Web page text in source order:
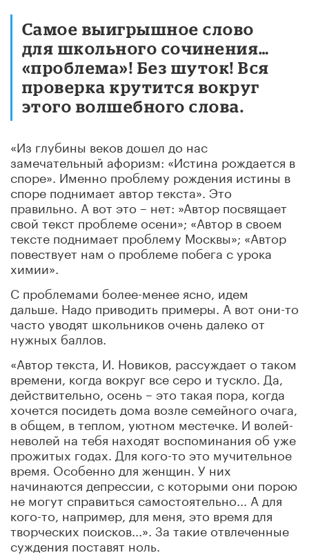
Самое выигрышное слово
для школьного сочинения…
«проблема»! Без шуток! Вся
проверка крутится вокруг
этого волшебного слова.
«Из глубины веков дошел до нас
замечательный афоризм: «Истина рождается в
споре». Именно проблему рождения истины в
споре поднимает автор текста». Это
правильно. А вот это – нет: »Автор посвящает
свой текст проблеме осени»; «Автор в своем
тексте поднимает проблему Москвы»; «Автор
повествует нам о проблеме побега с урока
химии».
С проблемами более-менее ясно, идем
дальше. Надо приводить примеры. А вот они-то
часто уводят школьников очень далеко от
нужных баллов.
«Автор текста, И. Новиков, рассуждает о таком
времени, когда вокруг все серо и тускло. Да,
действительно, осень – это такая пора, когда
хочется посидеть дома возле семейного очага,
в общем, в теплом, уютном местечке. И волей-
неволей на тебя находят воспоминания об уже
прожитых годах. Для кого-то это мучительное
время. Особенно для женщин. У них
начинаются депрессии, с которыми они порою
не могут справиться самостоятельно... А для
кого-то, например, для меня, это время для
творческих поисков...». За такие отвлеченные
суждения поставят ноль.